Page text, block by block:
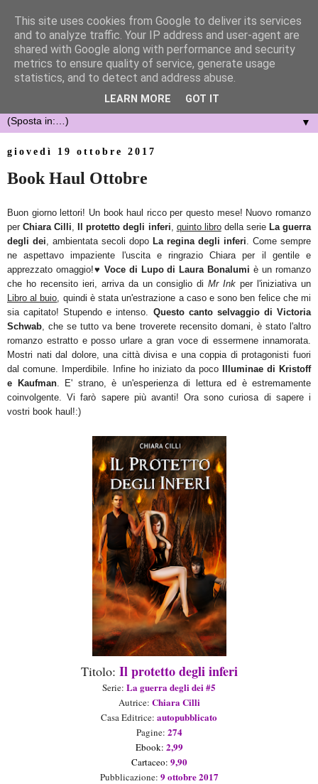
▼
giovedì 19 ottobre 2017
Book Haul Ottobre
Buon giorno lettori! Un book haul ricco per questo mese! Nuovo romanzo
perChiara Cilli ,Il protetto degli inferi quinto librodella serie La guerra
degli dei , ambientata secoli dopo La regina degli inferi . Come sempre
ne aspettavo impaziente l'uscita e ringrazio Chiara per il gentile e
apprezzato omaggio!♥ Voce di Lupo di Laura Bonalumi è un romanzo
che ho recensito ieri, arriva da un consiglio diMr Ink per l'iniziativa un
Libro al buio , quindi è stata un'estrazione a caso e sono ben felice che mi
sia capitato! Stupendo e intenso. Questo canto selvaggio di Victoria
Schwab , che se tutto va bene troverete recensito domani, è stato l'altro
romanzo estratto e posso urlare a gran voce di essermene innamorata.
Mostri nati dal dolore, una città divisa e una coppia di protagonisti fuori
dal comune. Imperdibile. Infine ho iniziato da poco Illuminae di Kristoff
e Kaufman. E' strano, è un'esperienza di lettura ed è estremamente
coinvolgente. Vi farò sapere più avanti! Ora sono curiosa di sapere i
vostri book haul!:)
Titolo: Il protetto degli inferi
Serie: La guerra degli dei #5
Autrice: Chiara Cilli
Casa Editrice: autopubblicato
Pagine: 274
Ebook: 2,99
Cartaceo: 9,90
Pubblicazione: 9ottobre 2017
This site uses cookies from Google to deliver its services
and to analyze traffic. Your IP address and user-agent are
shared with Google along with performance and security
metrics to ensure quality of service, generate usage
statistics, and to detect and address abuse.
LEARN MORE GOT IT